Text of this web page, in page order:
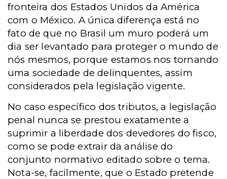
fronteira dos Estados Unidos da América
com o México. A única diferença está no
fato de que no Brasil um muro poderá um
dia ser levantado para proteger o mundo de
nós mesmos, porque estamos nos tornando
uma sociedade de delinquentes, assim
considerados pela legislação vigente.
No caso específico dos tributos, a legislação
penal nunca se prestou exatamente a
suprimir a liberdade dos devedores do fisco,
como se pode extrair da análise do
conjunto normativo editado sobre o tema.
Nota-se, facilmente, que o Estado pretende